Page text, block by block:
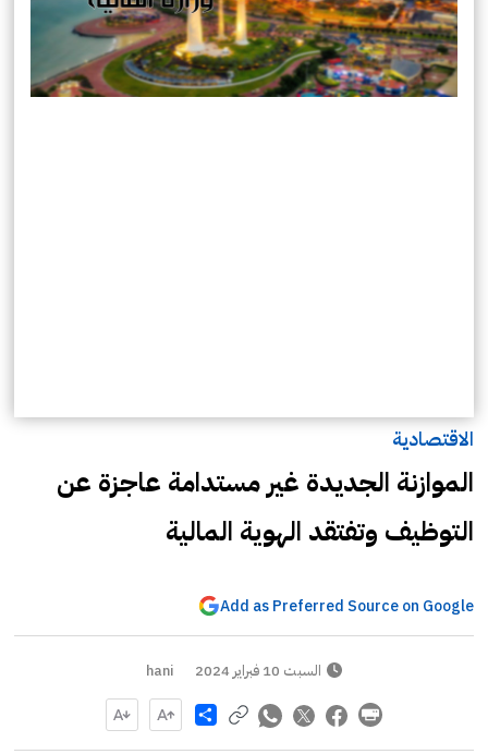
الاقتصادية
الموازنة الجديدة غير مستدامة عاجزة عن
التوظيف وتفتقد الهوية المالية
Add as Preferred Source on Google
السبت 10 فبراير 2024 hani
Share